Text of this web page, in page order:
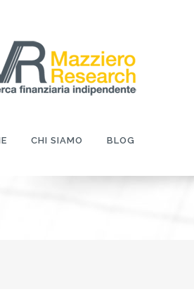
CHI SIAMO BLOG